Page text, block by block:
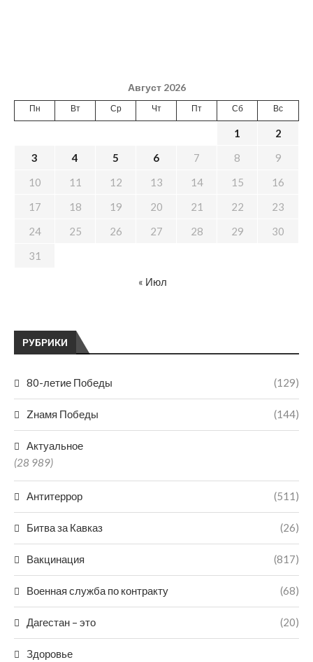
РУБРИКИ
80-летие Победы (129)
Zнамя Победы (144)
Актуальное
(28 989)
Антитеррор (511)
Битва за Кавказ (26)
Вакцинация (817)
Военная служба по контракту (68)
Дагестан – это (20)
Здоровье
Август 2026
Пн Вт Ср Чт Пт Сб Вс
1
2
3
4 5 6 7 8
9
10
11 12 13 14 15
16
17
18 19 20 21 22
23
24
25 26 27 28 29
30
31
« Июл